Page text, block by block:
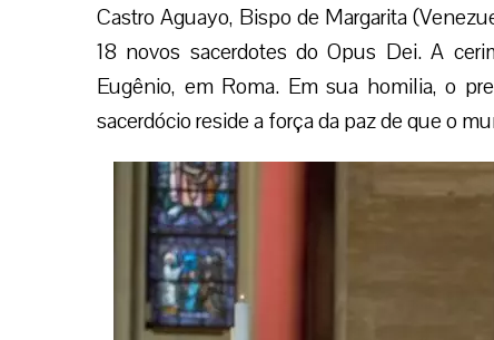
Castro Aguayo, Bispo de Margarita
18 novos sacerdotes do Opus Dei. A
Eugênio, em Roma. Em sua homilia, o
sacerdócio reside a força da paz de que o